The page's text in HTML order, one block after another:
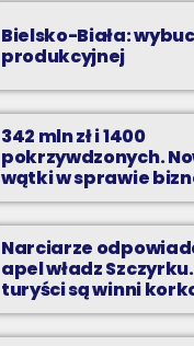
Bielsko-Biała:
produkcyjnej
342 mln zł i 1400
pokrzywdzonych.
wątki w sprawie
z Bielska-Białej
Narciarze
apel władz
turyści są winni